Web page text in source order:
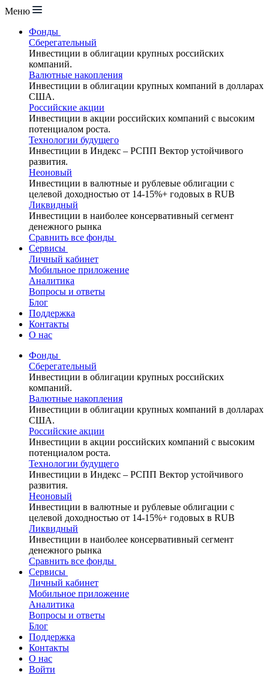
Меню
Фонды
Сберегательный
Инвестиции в облигации крупных российских
компаний.
Валютные накопления
Инвестиции в облигации крупных компаний в долларах
США.
Российские акции
Инвестиции в акции российских компаний с высоким
потенциалом роста.
Технологии будущего
Инвестиции в Индекс – РСПП Вектор устойчивого
развития.
Неоновый
Инвестиции в валютные и рублевые облигации с
целевой доходностью от 14-15%+ годовых в RUB
Ликвидный
Инвестиции в наиболее консервативный сегмент
денежного рынка
Сравнить все фонды
Сервисы
Личный кабинет
Мобильное приложение
Аналитика
Вопросы и ответы
Блог
Поддержка
Контакты
О нас
Фонды
Сберегательный
Инвестиции в облигации крупных российских
компаний.
Валютные накопления
Инвестиции в облигации крупных компаний в долларах
США.
Российские акции
Инвестиции в акции российских компаний с высоким
потенциалом роста.
Технологии будущего
Инвестиции в Индекс – РСПП Вектор устойчивого
развития.
Неоновый
Инвестиции в валютные и рублевые облигации с
целевой доходностью от 14-15%+ годовых в RUB
Ликвидный
Инвестиции в наиболее консервативный сегмент
денежного рынка
Сравнить все фонды
Сервисы
Личный кабинет
Мобильное приложение
Аналитика
Вопросы и ответы
Блог
Поддержка
Контакты
О нас
Войти